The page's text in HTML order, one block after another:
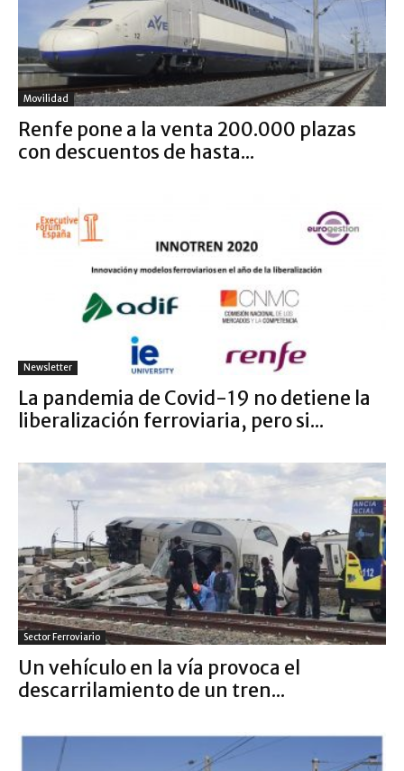
Movilidad
Renfe pone a la venta 200.000 plazas
con descuentos de hasta...
Newsletter
La pandemia de Covid-19 no detiene la
liberalización ferroviaria, pero si...
Sector Ferroviario
Un vehículo en la vía provoca el
descarrilamiento de un tren...